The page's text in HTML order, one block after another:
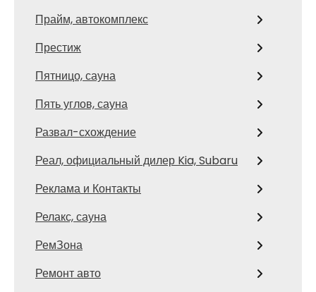
Прайм, автокомплекс
Престиж
Пятницо, сауна
Пять углов, сауна
Развал-схождение
Реал, официальный дилер Kia, Subaru
Реклама и Контакты
Релакс, сауна
РемЗона
Ремонт авто